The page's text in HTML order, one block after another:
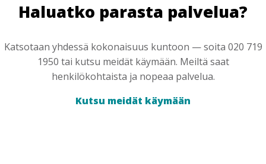
Haluatko parasta palvelua?
Katsotaan yhdessä kokonaisuus kuntoon — soita 020 719
1950 tai kutsu meidät käymään. Meiltä saat
henkilökohtaista ja nopeaa palvelua.
Kutsu meidät käymään